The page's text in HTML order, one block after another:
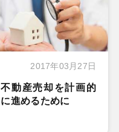
2017年03月27日
不動産売却を計画的
に進めるために